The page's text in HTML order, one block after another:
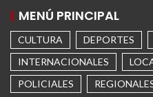
MENÚ PRINCIPAL
CULTURA DEPORTES
INTERNACIONALES
POLICIALES